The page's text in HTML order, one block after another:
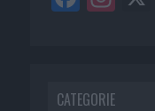
CATEGORIE